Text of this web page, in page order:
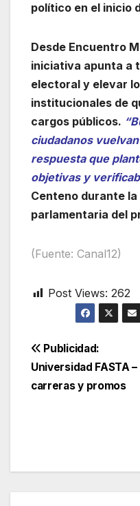
político en el inicio
Desde Encuentro
iniciativa apunta a
electoral y elevar
institucionales de
cargos públicos.
ciudadanos
respuesta que
objetivas y
Centeno durante
parlamentaria del
(Fuente: Canal12)
Post Views: 262
de
Publicidad:
Universidad FASTA –
carreras y promos